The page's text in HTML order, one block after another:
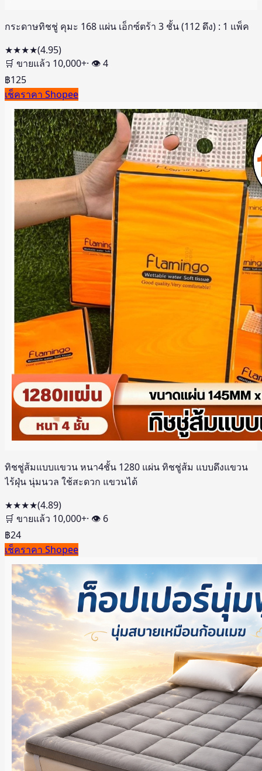
กระดาษทิชชู่ คุมะ 168 แผ่น เอ็กซ์ตร้า 3 ชั้น (112 ดึง) : 1 แพ็ค
★★★★(4.95)
🛒 ขายแล้ว 10,000+· 👁4
฿125
เช็คราคา Shopee
ทิชชู่ส้มแบบแขวน หนา4ชั้น 1280 แผ่น ทิชชู่ส้ม แบบดึงแขวน
ไร้ฝุ่น นุ่มนวล ใช้สะดวก แขวนได้
★★★★(4.89)
🛒 ขายแล้ว 10,000+· 👁 6
฿24
เช็คราคา Shopee